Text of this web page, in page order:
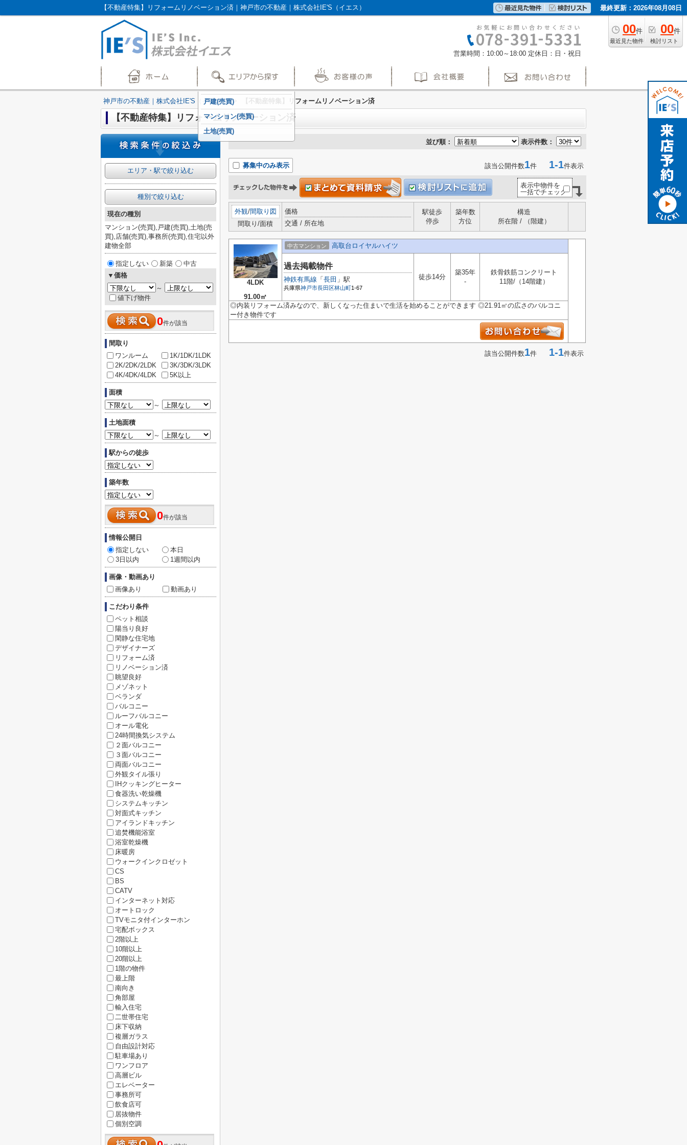
【不動産特集】リフォームリノベーション済｜神戸市の不動産｜株式会社IE'S（イエス） 最終更新：2026年08月08日
00件
最近見た物件
00件
検討リスト
営業時間：10:00～18:00 定休日：日・祝日
戸建(売買)
マンション(売買)
土地(売買)
神戸市の不動産｜株式会社IE'S（イエス） > 【不動産特集】リフォームリノベーション済
【不動産特集】リフォームリノベーション済
並び順： 表示件数：
募集中のみ表示 該当公開件数1件 1-1件表示
表示中物件を
一括でチェック
外観/間取り図
間取り/面積
価格
交通 / 所在地
駅徒歩
停歩
築年数
方位
構造
所在階 / （階建）
4LDK
91.00㎡
中古マンション 高取台ロイヤルハイツ
過去掲載物件
神鉄有馬線 「 長田 」駅
兵庫県神戸市長田区林山町1-67
徒歩14分
築35年
-
鉄骨鉄筋コンクリート
11階/（14階建）
◎内装リフォーム済みなので、新しくなった住まいで生活を始めることができます ◎21.91㎡の広さのバルコニ
ー付き物件です
該当公開件数1件 1-1件表示
エリア・駅で絞り込む
種別で絞り込む
現在の種別
マンション(売買),戸建(売買),土地(売
買),店舗(売買),事務所(売買),住宅以外
建物全部
指定しない 新築
中古
▼価格
～
値下げ物件
0件が該当
間取り
ワンルーム
1K/1DK/1LDK
2K/2DK/2LDK
3K/3DK/3LDK
4K/4DK/4LDK
5K以上
面積
～
土地面積
～
駅からの徒歩
築年数
0件が該当
情報公開日
指定しない
本日
3日以内
1週間以内
画像・動画あり
画像あり
動画あり
こだわり条件
ペット相談
陽当り良好
閑静な住宅地
デザイナーズ
リフォーム済
リノベーション済
眺望良好
メゾネット
ベランダ
バルコニー
ルーフバルコニー
オール電化
24時間換気システム
２面バルコニー
３面バルコニー
両面バルコニー
外観タイル張り
IHクッキングヒーター
食器洗い乾燥機
システムキッチン
対面式キッチン
アイランドキッチン
追焚機能浴室
浴室乾燥機
床暖房
ウォークインクロゼット
CS
BS
CATV
インターネット対応
オートロック
TVモニタ付インターホン
宅配ボックス
2階以上
10階以上
20階以上
1階の物件
最上階
南向き
角部屋
輸入住宅
二世帯住宅
床下収納
複層ガラス
自由設計対応
駐車場あり
ワンフロア
高層ビル
エレベーター
事務所可
飲食店可
居抜物件
個別空調